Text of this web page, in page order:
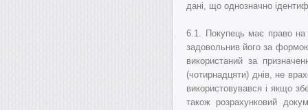
дані, що однозначно
6.1. Покупець має право на
задовольнив його за
використаний за
(чотирнадцяти) днів, не
використовувався і якщо
також розрахунковий